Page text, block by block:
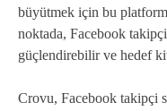
büyütmek için bu
noktada, Facebook takipçi
güçlendirebilir ve hedef
Crovu, Facebook takipçi